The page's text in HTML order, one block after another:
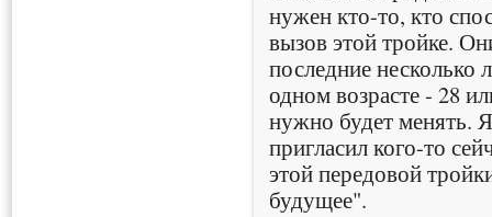
нужен кто-то, кто
вызов этой тройке.
последние несколько
одном возрасте - 28
нужно будет менять.
пригласил кого-то
этой передовой
будущее".